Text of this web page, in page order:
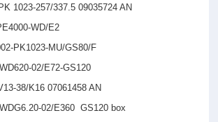
PK 1023-257/337.5 09035724 AN
PE4000-WD/E2
PK1023-MU/GS80/F
WD620-02/E72-GS120
38/K16 07061458 AN
WDG6.20-02/E360 GS120 box